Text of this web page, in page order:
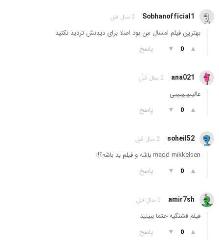
Sobhanofficial1 2 سال قبل
بهترین فیلم امسال من بود اصلا برای دیدنش تردید نکنید
▲
0
▼ پاسخ
ana021 2 سال قبل
عالییییییییی
▲
0
▼ پاسخ
soheil52 2 سال قبل
madd mikkelsen باشه و فیلم بد باشه؟!!
▲
0
▼ پاسخ
amir7sh 2 سال قبل
فیلم قشنگیه حتما ببینید
▲
0
▼ پاسخ